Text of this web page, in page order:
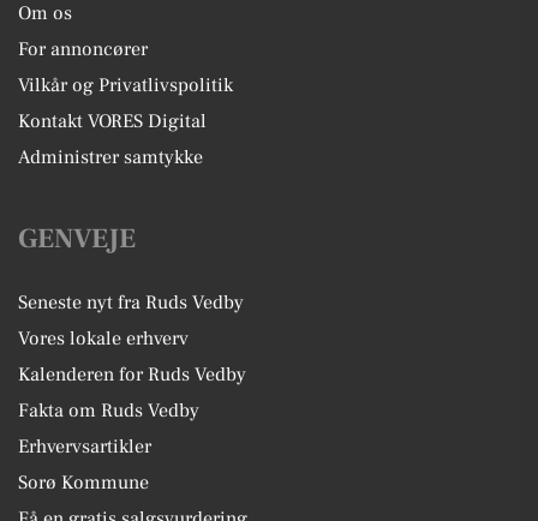
Om os
For annoncører
Vilkår og Privatlivspolitik
Kontakt VORES Digital
Administrer samtykke
GENVEJE
Seneste nyt fra Ruds Vedby
Vores lokale erhverv
Kalenderen for Ruds Vedby
Fakta om Ruds Vedby
Erhvervsartikler
Sorø Kommune